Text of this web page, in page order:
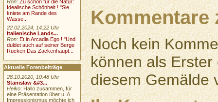
Kommentare
Noch kein
können als
diesem Gemälde
Ron:Zu schön für die Natur:
Idealische Schönheit ! "Sie
kniete am Rande des
Wasse...
22.02.2024, 14:22 Uhr
Italienische Lands...
Ron:Et in Arcadia Ego ! "Und
duldet auch auf seiner Berge
Rücken Das Zackenhaupt...
Aktuelle Forenbeiträge
28.10.2020, 10:48 Uhr
Stanisław &#3...
Heiko: Hallo zusammen, für
eine Präsentation über u. A.
Impressionismus möchte ich